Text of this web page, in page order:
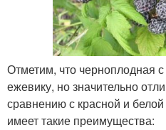
Отметим, что черноплодная
ежевику, но значительно
сравнению с красной и
имеет такие преимущества: